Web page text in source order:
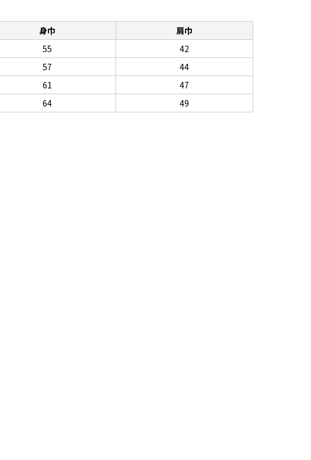
身巾
肩巾
55
42
57
44
61
47
64 49